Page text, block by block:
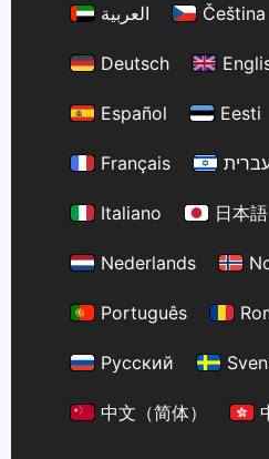
العربية
Čeština
Deutsch
Español Eesti
Français
Italiano 日本語
Nederlands
Português
Русский
中文（简体）